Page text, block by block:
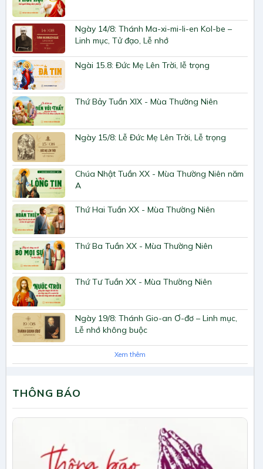
Ngày 14/8: Thánh Ma-xi-mi-li-en Kol-be –
Linh mục, Tử đạo, Lễ nhớ
Ngài 15.8: Đức Mẹ Lên Trời, lễ trọng
Thứ Bảy Tuần XIX - Mùa Thường Niên
Ngày 15/8: Lễ Đức Mẹ Lên Trời, Lễ trọng
Chúa Nhật Tuần XX - Mùa Thường Niên năm
A
Thứ Hai Tuần XX - Mùa Thường Niên
Thứ Ba Tuần XX - Mùa Thường Niên
Thứ Tư Tuần XX - Mùa Thường Niên
Ngày 19/8: Thánh Gio-an Ơ-đơ – Linh mục,
Lễ nhớ không buộc
Xem thêm
THÔNG BÁO